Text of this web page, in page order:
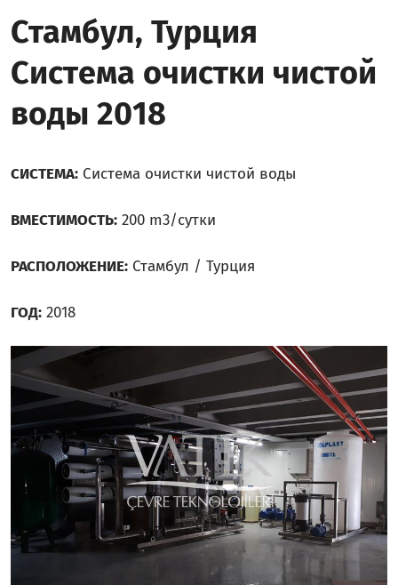
Стамбул, Турция
Система очистки чистой
воды 2018
СИСТЕМА: Система очистки чистой воды
ВМЕСТИМОСТЬ: 200 m3/сутки
РАСПОЛОЖЕНИЕ: Стамбул / Турция
ГОД: 2018